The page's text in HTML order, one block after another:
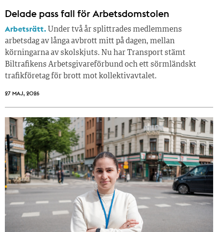
Delade pass fall för Arbetsdomstolen
Arbetsrätt. Under två år splittrades medlemmens
arbetsdag av långa avbrott mitt på dagen, mellan
körningarna av skolskjuts. Nu har Transport stämt
Biltrafikens Arbetsgivareförbund och ett sörmländskt
trafikföretag för brott mot kollektivavtalet.
27 MAJ, 2026